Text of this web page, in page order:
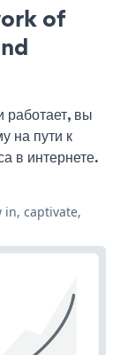
of
вы
на пути к
в интернете.
in, captivate,